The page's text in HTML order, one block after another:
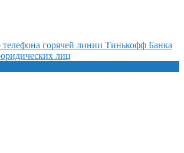
горячей линии Тинькофф Банка
лиц